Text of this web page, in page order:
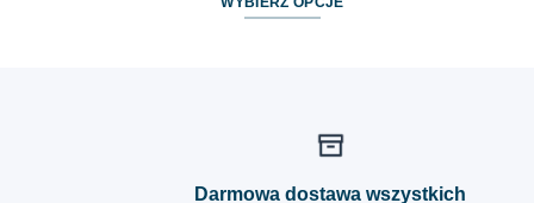
wariantów.
można
Darmowa dostawa wszystkich